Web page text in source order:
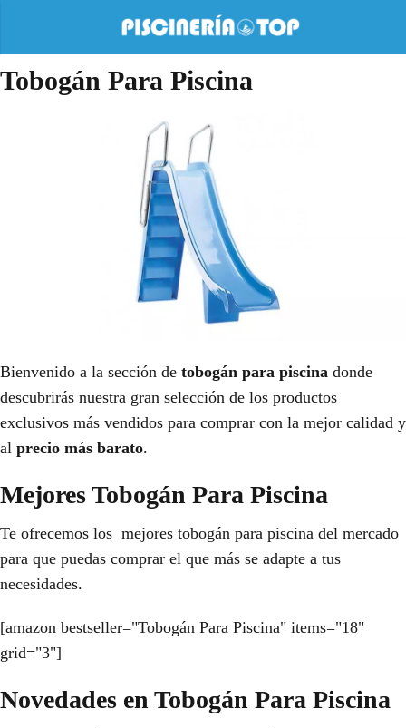
Tobogán Para Piscina
Bienvenido a la sección de tobogán para piscina donde
descubrirás nuestra gran selección de los productos
exclusivos más vendidos para comprar con la mejor calidad y
al precio más barato.
Mejores Tobogán Para Piscina
Te ofrecemos los mejores tobogán para piscina del mercado
para que puedas comprar el que más se adapte a tus
necesidades.
[amazon bestseller="Tobogán Para Piscina" items="18"
grid="3"]
Novedades en Tobogán Para Piscina